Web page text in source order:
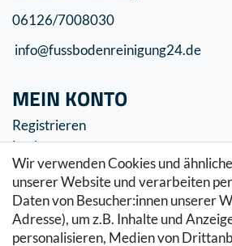
Wir verwenden Cookies und
unserer Website und verarbeiten
Daten von Besucher:innen unserer
Adresse), um z.B. Inhalte und
personalisieren, Medien von
06126/7008030
info@fussbodenreinigung24.de
MEIN KONTO
Registrieren
Login
SERVICE
Zahlung & Versand
Warenkorb